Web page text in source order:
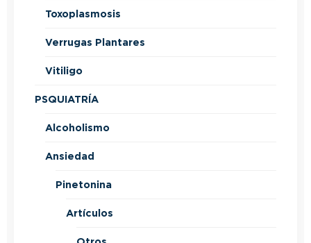
Toxoplasmosis
Verrugas Plantares
Vitiligo
PSQUIATRÍA
Alcoholismo
Ansiedad
Pinetonina
Artículos